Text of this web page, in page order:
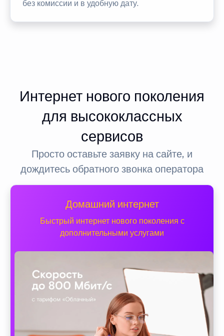
без комиссии и в удобную дату.
Интернет нового поколения
для высококлассных
сервисов
Просто оставьте заявку на сайте, и
дождитесь обратного звонка оператора
Домашний интернет
Быстрый интернет нового поколения с
дополнительными услугами